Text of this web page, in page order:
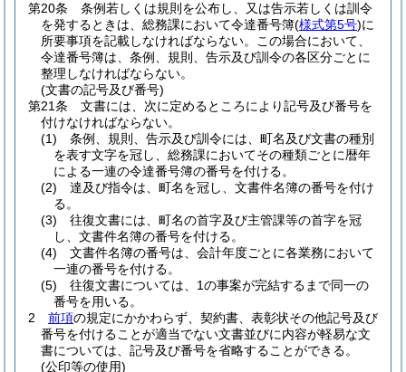
第20条
条例若しくは規則を公布し、又は告示若しくは訓令
を発するときは、総務課において令達番号簿(様式第5号)に
所要事項を記載しなければならない。
この場合において、
令達番号簿は、条例、規則、告示及び訓令の各区分ごとに
整理しなければならない。
(文書の記号及び番号)
第21条
文書には、次に定めるところにより記号及び番号を
付けなければならない。
(1)
条例、規則、告示及び訓令には、町名及び文書の種別
を表す文字を冠し、総務課においてその種類ごとに暦年
による一連の令達番号簿の番号を付ける。
(2)
達及び指令は、町名を冠し、文書件名簿の番号を付け
る。
(3)
往復文書には、町名の首字及び主管課等の首字を冠
し、文書件名簿の番号を付ける。
(4)
文書件名簿の番号は、会計年度ごとに各業務において
一連の番号を付ける。
(5)
往復文書については、1の事案が完結するまで同一の
番号を用いる。
2
前項の規定にかかわらず、契約書、表彰状その他記号及び
番号を付けることが適当でない文書並びに内容が軽易な文
書については、記号及び番号を省略することができる。
(公印等の使用)